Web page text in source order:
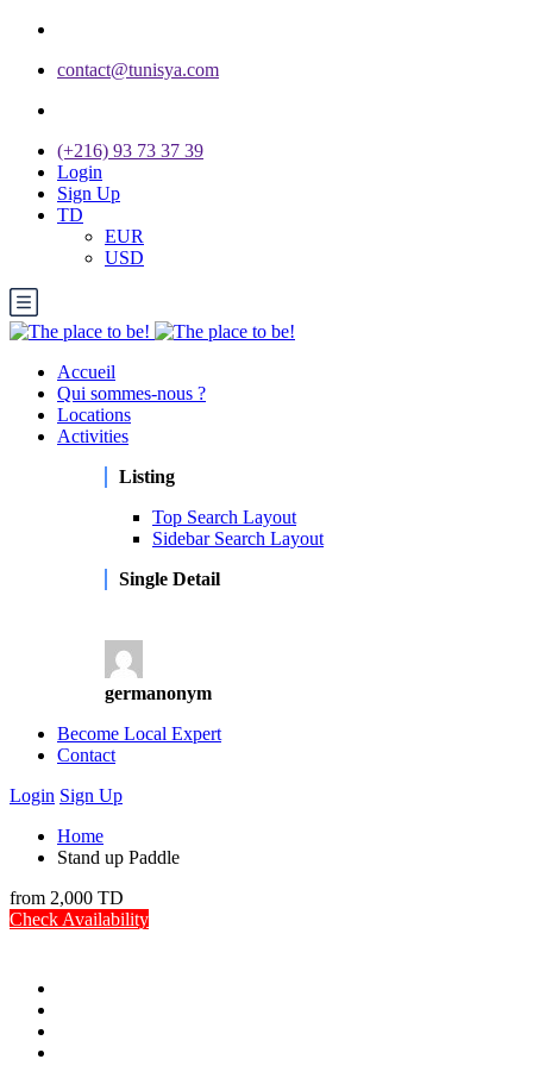
contact@tunisya.com
(+216) 93 73 37 39
Login
Sign Up
TD
EUR
USD
Accueil
Qui sommes-nous ?
Locations
Activities
Listing
Top Search Layout
Sidebar Search Layout
Single Detail
germanonym
Become Local Expert
Contact
Login Sign Up
Home
Stand up Paddle
from 2,000 TD
Check Availability